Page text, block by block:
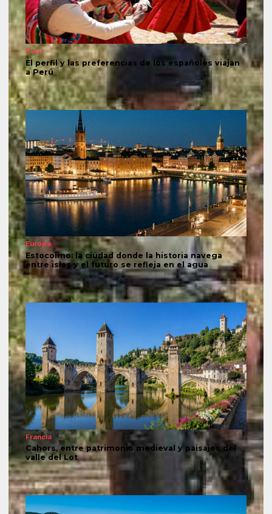
Perú
El perfil y las preferencias de los españoles viajan
a Perú
Europa
Estocolmo: la ciudad donde la historia navega
entre islas y el futuro se refleja en el agua
Francia
Cahors, entre patrimonio medieval y paisajes del
valle del Lot